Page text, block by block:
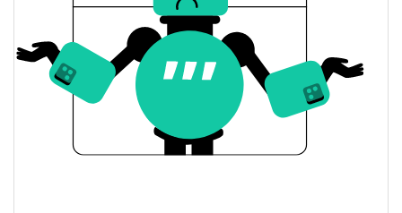
Histórico do preço do Shibarium Name Service
7 dias Baixa / 7 dias Alta $<0.000001 / $<0.000001
30 dias Baixa / 30 dias
$<0.000001 / $<0.000001